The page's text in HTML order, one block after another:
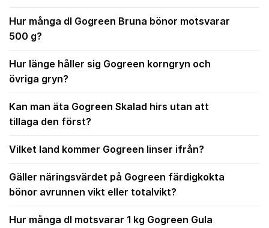
Hur många dl Gogreen Bruna bönor motsvarar
500 g?
Hur länge håller sig Gogreen korngryn och
övriga gryn?
Kan man äta Gogreen Skalad hirs utan att
tillaga den först?
Vilket land kommer Gogreen linser ifrån?
Gäller näringsvärdet på Gogreen färdigkokta
bönor avrunnen vikt eller totalvikt?
Hur många dl motsvarar 1 kg Gogreen Gula